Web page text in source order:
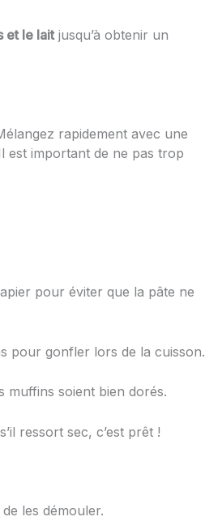
et le laitjusqu’à obtenir un
rapidement avec une
est important de ne pas trop
pour éviter que la pâte ne
pour gonfler lors de la cuisson.
muffins soient bien dorés.
ressort sec, c’est prêt !
les démouler.